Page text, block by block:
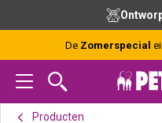
hoofdnavigatie
hoofd
inhoud
voettekst
De Zomerspecial
Producten